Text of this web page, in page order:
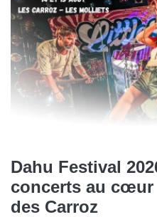
Dahu Festival
concerts au cœur
des Carroz